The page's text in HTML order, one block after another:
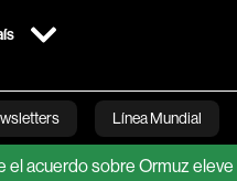
Línea Mundial
Bloomberg
sobre Ormuz eleve las